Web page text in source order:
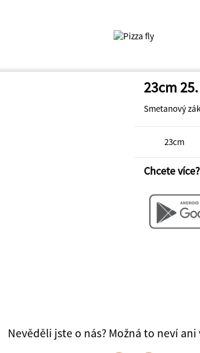
23cm
Smetanový
23cm
Chcete
Nevěděli jste o nás? Možná to neví